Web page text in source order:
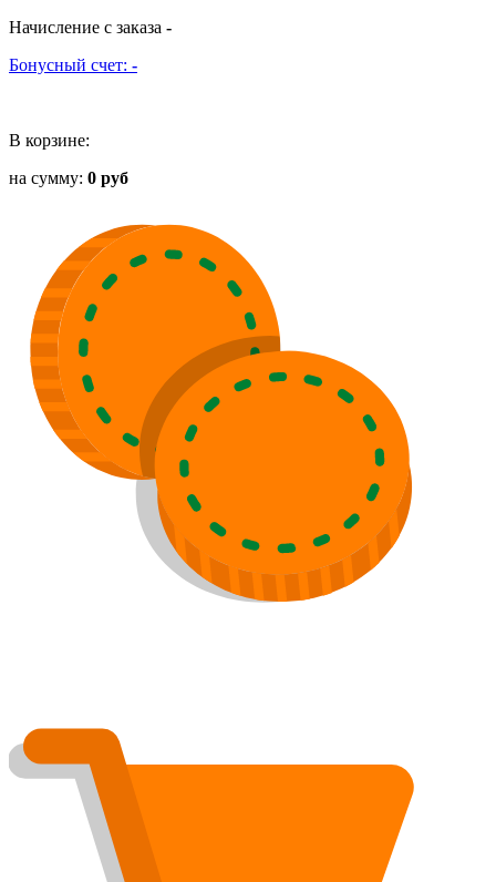
Начисление с заказа -
Бонусный счет: -
В корзине:
на сумму: 0 руб